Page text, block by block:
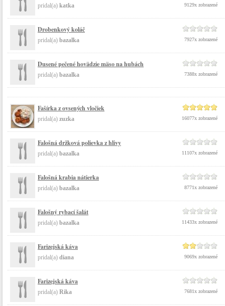
pridal(a) katka 9129x zobrazené
Drobenkový koláč
pridal(a) bazalka 7927x zobrazené
Dusené pečené hovädzie mäso na hubách
pridal(a) bazalka 7388x zobrazené
Fašírka z ovsených vločiek
pridal(a) zuzka 16077x zobrazené
Falošná držková polievka z hlivy
pridal(a) bazalka 11107x zobrazené
Falošná krabia nátierka
pridal(a) bazalka 8771x zobrazené
Falošný rybací šalát
pridal(a) bazalka 11433x zobrazené
Farizejská káva
pridal(a) diana 9069x zobrazené
Farizejská káva
pridal(a) Rika 7681x zobrazené